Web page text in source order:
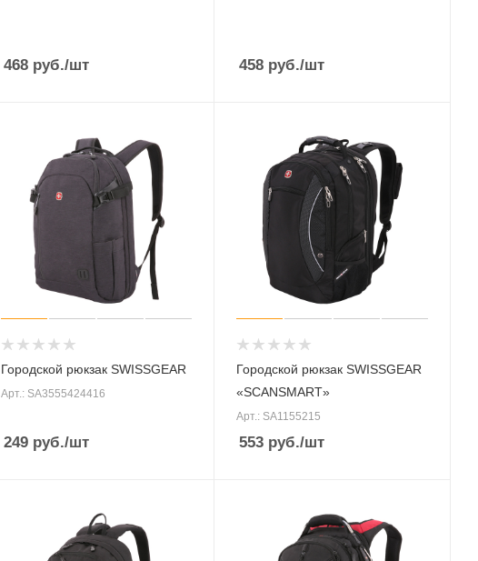
468руб./шт 458 руб./шт
Городской рюкзак SWISSGEAR
Арт.: SA3555424416
249руб./шт
Городской рюкзак SWISSGEAR
«SCANSMART»
Арт.: SA1155215
553 руб./шт